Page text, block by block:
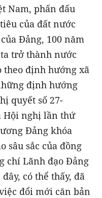
Nam, phấn đấu
của đất nước
Đảng, 100 năm
trở thành nước
theo định hướng xã
định hướng
quyết số 27-
Hội nghị lần thứ
Đảng khóa
sâu sắc của đồng
chí Lãnh đạo Đảng
có thể thấy, đã
đổi mới căn bản